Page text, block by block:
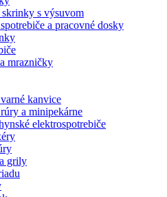
s výsuvom
a pracovné dosky
mrazničky
kanvice
a minipekárne
elektrospotrebiče
grily